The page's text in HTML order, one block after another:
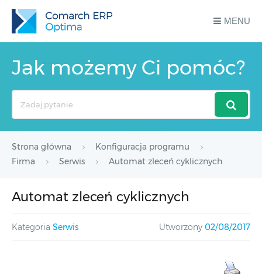
MENU
Jak możemy Ci pomóc?
Strona główna
Konfiguracja programu
Firma
Serwis Automat zleceń cyklicznych
Automat zleceń cyklicznych
Kategoria Serwis Utworzony 02/08/2017